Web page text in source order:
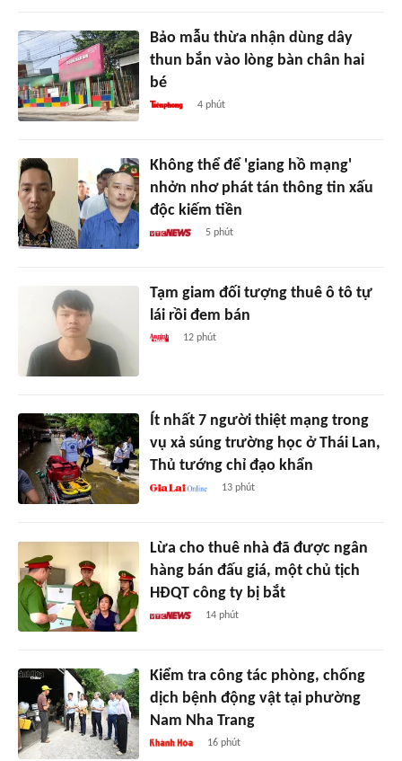
Bảo mẫu thừa nhận dùng dây
thun bắn vào lòng bàn chân hai
bé
4 phút
Không thể để 'giang hồ mạng'
nhởn nhơ phát tán thông tin xấu
độc kiếm tiền
5 phút
Tạm giam đối tượng thuê ô tô tự
lái rồi đem bán
12 phút
Ít nhất 7 người thiệt mạng trong
vụ xả súng trường học ở Thái Lan,
Thủ tướng chỉ đạo khẩn
13 phút
Lừa cho thuê nhà đã được ngân
hàng bán đấu giá, một chủ tịch
HĐQT công ty bị bắt
14 phút
Kiểm tra công tác phòng, chống
dịch bệnh động vật tại phường
Nam Nha Trang
16 phút